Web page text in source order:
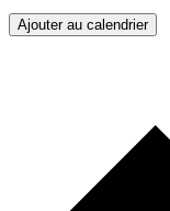
Ajouter au calendrier